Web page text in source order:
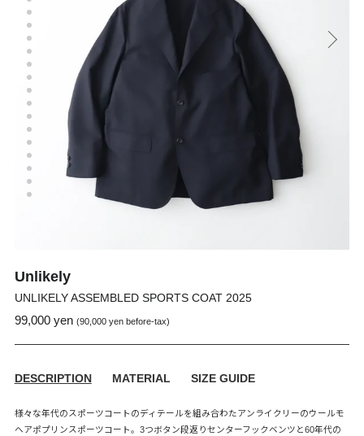
Unlikely
UNLIKELY ASSEMBLED SPORTS COAT 2025
通
価
販
価
99,000 yen (90,000 yen before-tax)
DESCRIPTION MATERIAL SIZE GUIDE
様々な年代のスポーツコートのディテールを組み合わたアンライクリーのウールモ
ヘアポプリンスポーツコート。3つボタン段返りセンターフックベンツと60年代の